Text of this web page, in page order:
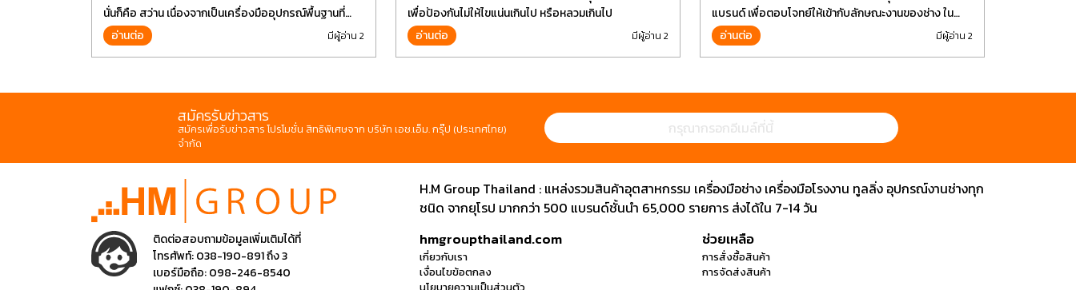
นั่นก็คือ สว่าน เนื่องจากเป็นเครื่องมืออุปกรณ์พื้นฐานที่
สามารถใช้ได้กับงานหลากหลายทั่วไป เรียกว่า เป็นเครื่อง
มือที่ใช้ง่าย ใครๆก็สามารถใช้ได้
อ่านต่อ มีผู้อ่าน 2
เพื่อป้องกันไม่ให้ไขแน่นเกินไป หรือหลวมเกินไป
อ่านต่อ
มีผู้อ่าน 2
แบรนด์ เพื่อตอบโจทย์ให้เข้ากับลักษณะงานของช่าง ใน
ปัจจุบันเราใช้งานอุปกรณ์ช่างพื้นฐานอย่างไขควงกันในงาน
หลายประเภททำให้มีการปรับเปลี่ยนรูปแบบ
อ่านต่อ มีผู้อ่าน 2
สมัครรับข่าวสาร
สมัครเพื่อรับข่าวสาร โปรโมชั่น สิทธิพิเศษจาก บริษัท เอช.เอ็ม. กรุ๊ป (ประเทศไทย)
จำกัด
ติดต่อสอบถามข้อมูลเพิ่มเติมได้ที่
โทรศัพท์:038-190-891 ถึง 3
เบอร์มือถือ:098-246-8540
H.M Group Thailand : แหล่งรวมสินค้าอุตสาหกรรม เครื่องมือช่าง เครื่องมือโรงงาน ทูลลิ่ง อุปกรณ์งานช่างทุก
ชนิด จากยุโรป มากกว่า 500 แบรนด์ชั้นนำ 65,000 รายการ ส่งได้ใน 7-14 วัน
hmgroupthailand.com
เกี่ยวกับเรา
เงื่อนไขข้อตกลง
ช่วยเหลือ
การสั่งซื้อสินค้า
การจัดส่งสินค้า